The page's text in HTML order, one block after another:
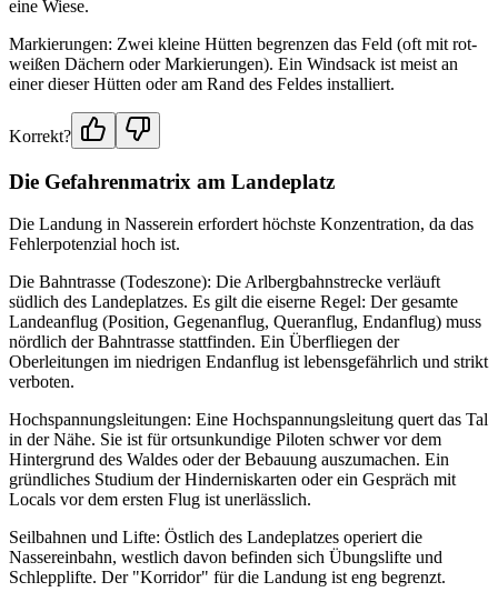
eine Wiese.
Markierungen: Zwei kleine Hütten begrenzen das Feld (oft mit rot-
weißen Dächern oder Markierungen). Ein Windsack ist meist an
einer dieser Hütten oder am Rand des Feldes installiert.
Korrekt?
Die Gefahrenmatrix am Landeplatz
Die Landung in Nasserein erfordert höchste Konzentration, da das
Fehlerpotenzial hoch ist.
Die Bahntrasse (Todeszone): Die Arlbergbahnstrecke verläuft
südlich des Landeplatzes. Es gilt die eiserne Regel: Der gesamte
Landeanflug (Position, Gegenanflug, Queranflug, Endanflug) muss
nördlich der Bahntrasse stattfinden. Ein Überfliegen der
Oberleitungen im niedrigen Endanflug ist lebensgefährlich und strikt
verboten.
Hochspannungsleitungen: Eine Hochspannungsleitung quert das Tal
in der Nähe. Sie ist für ortsunkundige Piloten schwer vor dem
Hintergrund des Waldes oder der Bebauung auszumachen. Ein
gründliches Studium der Hinderniskarten oder ein Gespräch mit
Locals vor dem ersten Flug ist unerlässlich.
Seilbahnen und Lifte: Östlich des Landeplatzes operiert die
Nassereinbahn, westlich davon befinden sich Übungslifte und
Schlepplifte. Der "Korridor" für die Landung ist eng begrenzt.